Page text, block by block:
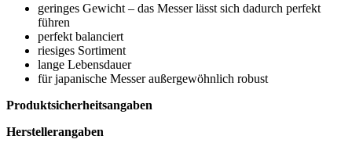
geringes Gewicht – das Messer lässt sich dadurch perfekt
führen
perfekt balanciert
riesiges Sortiment
lange Lebensdauer
für japanische Messer außergewöhnlich robust
Produktsicherheitsangaben
Herstellerangaben